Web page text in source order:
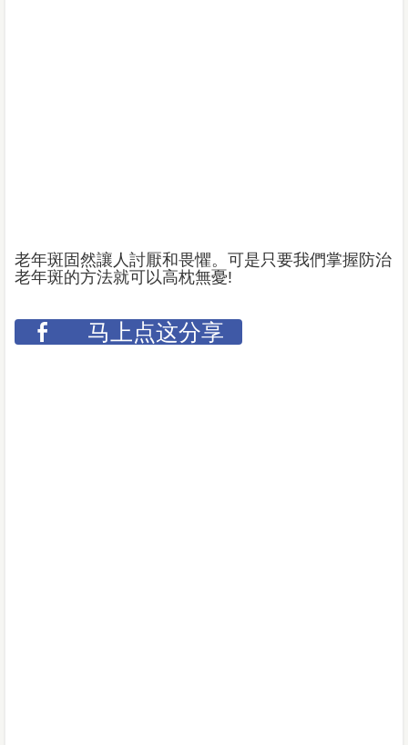
老年斑固然讓人討厭和畏懼。可是只要我們掌握防治
老年斑的方法就可以高枕無憂!
马上点这分享